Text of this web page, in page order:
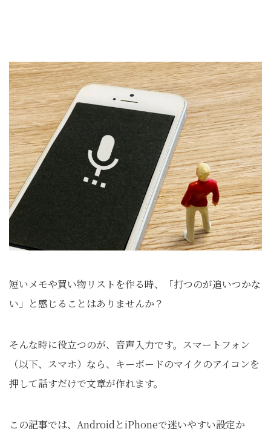
短いメモや買い物リストを作る時、「打つのが追いつかな
い」と感じることはありませんか？
そんな時に役立つのが、音声入力です。スマートフォン
（以下、スマホ）なら、キーボードのマイクのアイコンを
押して話すだけで文章が作れます。
この記事では、AndroidとiPhoneで迷いやすい設定か